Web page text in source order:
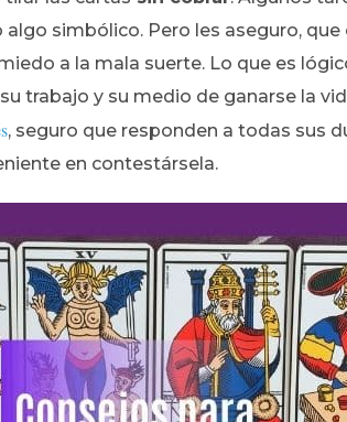
simbólico. Pero les aseguro, que
a la mala suerte. Lo que es
trabajo y su medio de ganarse la
, seguro que responden a todas sus
en contestársela.